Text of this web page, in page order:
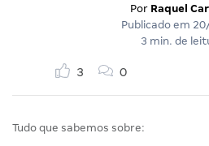
Por Raquel
Publicado em
3 min. de
3 0
Tudo que sabemos sobre: